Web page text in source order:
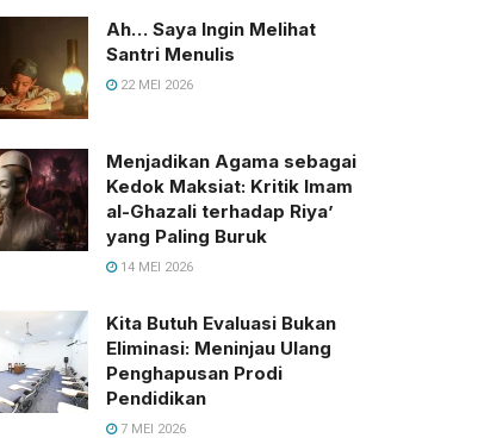
Ah… Saya Ingin Melihat
Santri Menulis
22 MEI 2026
Menjadikan Agama sebagai
Kedok Maksiat: Kritik Imam
al-Ghazali terhadap Riya’
yang Paling Buruk
14 MEI 2026
Kita Butuh Evaluasi Bukan
Eliminasi: Meninjau Ulang
Penghapusan Prodi
Pendidikan
7 MEI 2026